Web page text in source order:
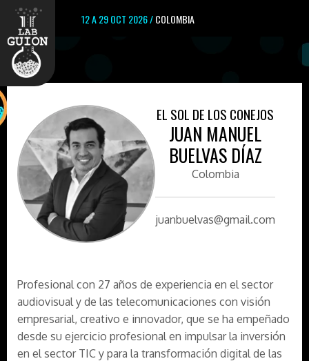
12 A 29 OCT 2026 /COLOMBIA
EL SOL DE LOS CONEJOS
JUAN MANUEL
BUELVAS DÍAZ
Colombia
juanbuelvas@gmail.com
Profesional con 27 años de experiencia en el sector
audiovisual y de las telecomunicaciones con visión
empresarial, creativo e innovador, que se ha empeñado
desde su ejercicio profesional en impulsar la inversión
en el sector TIC y para la transformación digital de las